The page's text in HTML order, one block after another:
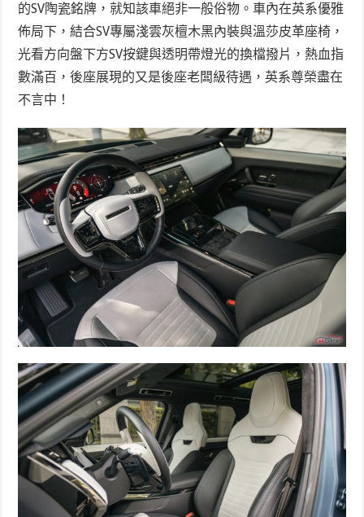
的SV陶瓷銘牌，就知該車絕非一般俗物。車內在英系優雅
佈局下，結合SV專屬淺雲灰檀木黑內裝與溫莎皮革座椅，
光看方向盤下方SV按鍵與透明帶燈光的換檔撥片，熱血指
數滿百，後座展現的又是後座老闆級待遇，英系尊榮盡在
不言中！